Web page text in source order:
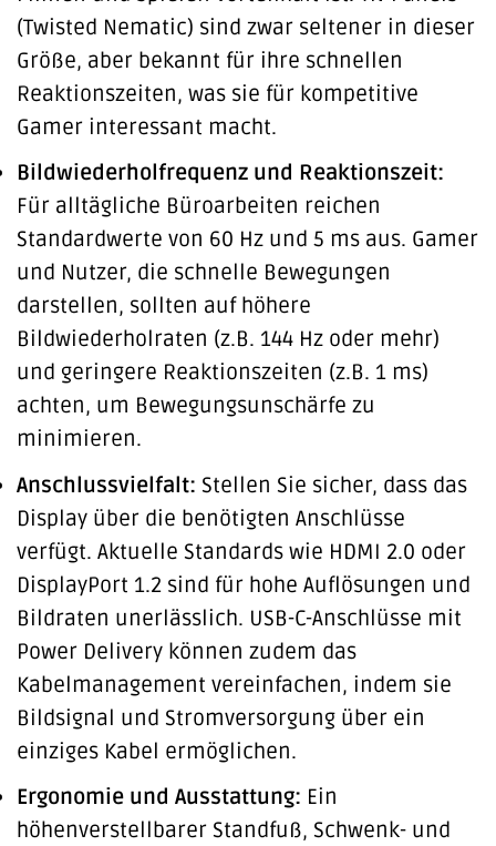
(Twisted Nematic) sind zwar seltener in dieser
Größe, aber bekannt für ihre schnellen
Reaktionszeiten, was sie für kompetitive
Gamer interessant macht.
Bildwiederholfrequenz und Reaktionszeit:
Für alltägliche Büroarbeiten reichen
Standardwerte von 60 Hz und 5 ms aus. Gamer
und Nutzer, die schnelle Bewegungen
darstellen, sollten auf höhere
Bildwiederholraten (z.B. 144 Hz oder mehr)
und geringere Reaktionszeiten (z.B. 1 ms)
achten, um Bewegungsunschärfe zu
minimieren.
Anschlussvielfalt: Stellen Sie sicher, dass das
Display über die benötigten Anschlüsse
verfügt. Aktuelle Standards wie HDMI 2.0 oder
DisplayPort 1.2 sind für hohe Auflösungen und
Bildraten unerlässlich. USB-C-Anschlüsse mit
Power Delivery können zudem das
Kabelmanagement vereinfachen, indem sie
Bildsignal und Stromversorgung über ein
einziges Kabel ermöglichen.
Ergonomie und Ausstattung: Ein
höhenverstellbarer Standfuß, Schwenk- und